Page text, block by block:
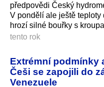
předpovědi Český
V pondělí ale ještě teploty
hrozí silné bouřky s
tento rok
Extrémní podmínky
Češi se zapojili do
Venezuele